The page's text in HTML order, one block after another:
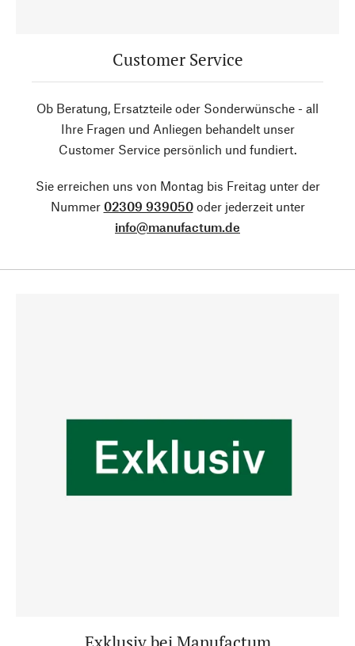
Customer Service
Ob Beratung, Ersatzteile oder Sonderwünsche - all
Ihre Fragen und Anliegen behandelt unser
Customer Service persönlich und fundiert.
Sie erreichen uns von Montag bis Freitag unter der
Nummer 02309 939050oder jederzeit unter
info@manufactum.de